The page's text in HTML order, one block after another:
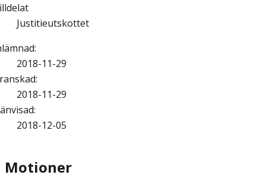
Justitieutskottet
:
2018-11-29
:
2018-11-29
:
2018-12-05
Motioner